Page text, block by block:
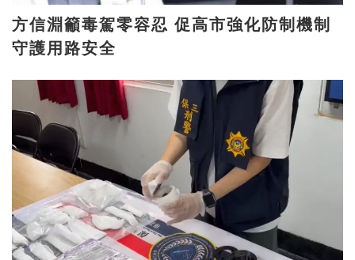
方信淵籲毒駕零容忍 促高市強化防制機制
守護用路安全